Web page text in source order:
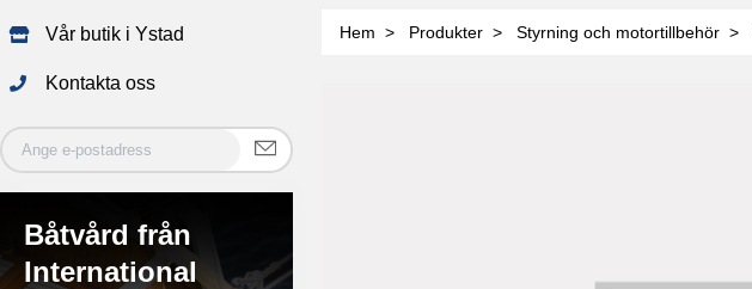
Vår butik i Ystad
Kontakta oss
Båtvård från
International
Hem Produkter Styrning och motortillbehör